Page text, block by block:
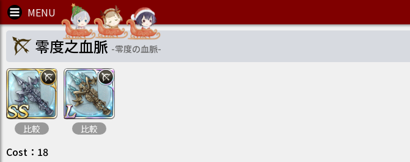
零度之血脈 -零度の血脈-
比較 比較
Cost ： 18